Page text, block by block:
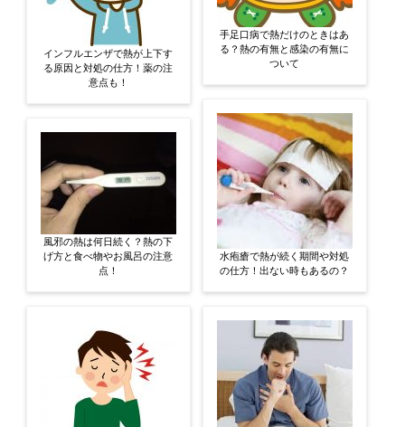
インフルエンザで熱が上下す
る原因と対処の仕方！薬の注
意点も！
風邪の熱は何日続く？熱の下
げ方と食べ物やお風呂の注意
点！
手足口病で熱だけのときはあ
る？熱の有無と感染の有無に
ついて
水疱瘡で熱が続く期間や対処
の仕方！出ない時もあるの？